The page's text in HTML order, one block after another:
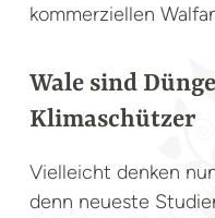
kommerziellen
Wale sind
Klimaschützer
Vielleicht denken
denn neueste